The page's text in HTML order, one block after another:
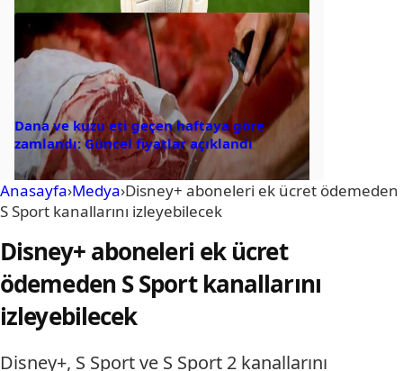
Dana ve kuzu eti geçen haftaya göre
zamlandı: Güncel fiyatlar açıklandı
Anasayfa›Medya›Disney+ aboneleri ek ücret ödemeden
S Sport kanallarını izleyebilecek
Disney+ aboneleri ek ücret
ödemeden S Sport kanallarını
izleyebilecek
Disney+, S Sport ve S Sport 2 kanallarını